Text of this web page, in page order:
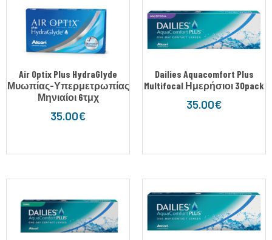
Air Optix Plus HydraGlyde
Μυωπίας-Υπερμετρωπίας
Μηνιαίοι 6τμχ
35.00€
Dailies Aquacomfort Plus
Multifocal Ημερήσιοι 30pack
35.00€